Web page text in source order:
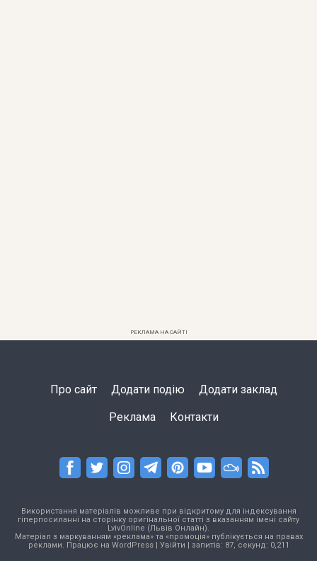
РЕКЛАМА НА САЙТІ
Про сайт Додати подію Додати заклад
Реклама Контакти
Використання матеріалів можливе при відкритому для індексування
гіперпосиланні на сторінку оригінальної статті з вказанням імені сайту
LvivOnline (Львів Онлайн).
Матеріал з маркуванням «реклама» та «промоція» публікується на правах
реклами. Працює на WordPress| Увійти | запитів: 87, секунд: 0,211